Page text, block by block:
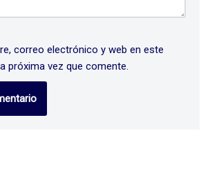
correo electrónico y web en este
próxima vez que comente.